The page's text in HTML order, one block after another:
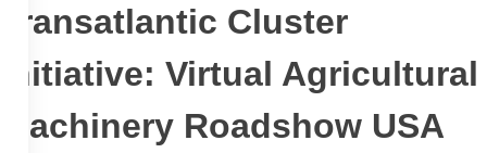
Transatlantic Cluster
Initiative: Virtual Agricultural
Machinery Roadshow USA